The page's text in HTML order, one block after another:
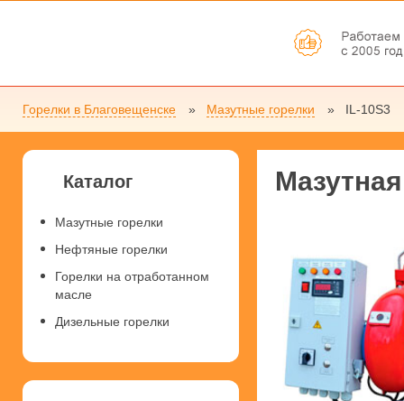
Горелки в Благовещенске Мазутные горелки IL-10S3
Каталог
Мазутные горелки
Нефтяные горелки
Горелки на отработанном
масле
Дизельные горелки